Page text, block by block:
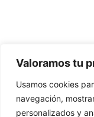
Valoramos tu
Usamos cookies
navegación,
personalizados y
Redes Cristianas
Una mirada alternativa
- Colectivos de Redes